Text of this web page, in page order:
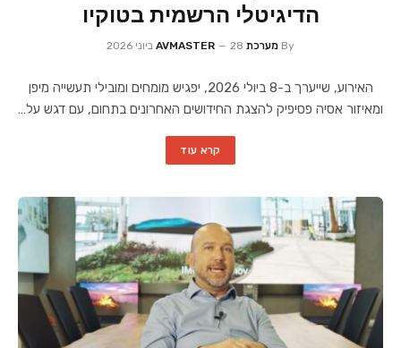
הדיגיטלי הרשמית בטוקיו
By מערכת AVMASTER 28 ביוני 2026
האירוע, שייערך ב-8 ביולי 2026, יפגיש מומחים ומובילי תעשייה מיפן
ומאיזור אסיה פסיפיק להצגת החידושים האחרונים בתחום, עם דגש על…
קרא עוד